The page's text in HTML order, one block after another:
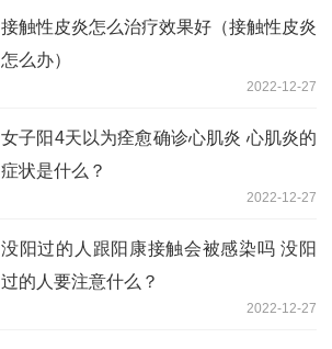
接触性皮炎怎么治疗效果好（接触性皮炎
怎么办）
2022-12-27
女子阳4天以为痊愈确诊心肌炎 心肌炎的
症状是什么？
2022-12-27
没阳过的人跟阳康接触会被感染吗 没阳
过的人要注意什么？
2022-12-27